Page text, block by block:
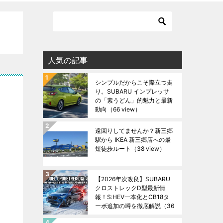
人気の記事
シンプルだからこそ際立つ走
り。SUBARU インプレッサ
の「素うどん」的魅力と最新
動向 （66 view）
遠回りしてませんか？新三郷
駅から IKEA 新三郷店への最
短徒歩ルート
（38 view）
【2026年次改良】SUBARU
クロストレックD型最新情
報！S:HEV一本化とCB18タ
ーボ追加の噂を徹底解説 （36